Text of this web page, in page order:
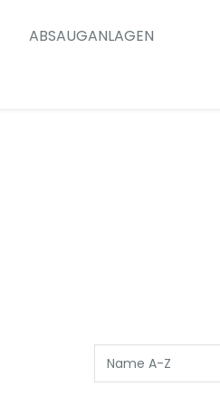
ABSAUGANLAGEN